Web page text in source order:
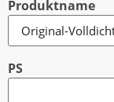
Produktname
PS